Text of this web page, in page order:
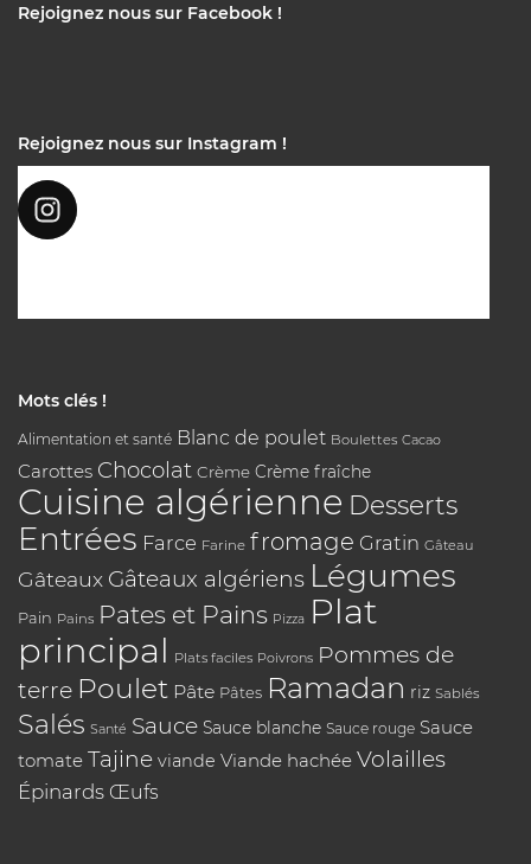
Rejoignez nous sur Facebook !
Rejoignez nous sur Instagram !
Mots clés !
Alimentation et santé Blanc de poulet Boulettes Cacao
Carottes Chocolat Crème Crème fraîche
Cuisine algérienne Desserts
Entrées Farce Farine fromage Gratin Gâteau
Gâteaux Gâteaux algériens Légumes
Pain Pains Pates et Pains Pizza Plat
principal Plats faciles Poivrons Pommes de
terre Poulet Pâte Pâtes Ramadan riz Sablés
Salés Santé Sauce Sauce blanche Sauce rouge Sauce
tomate Tajine viande Viande hachée Volailles
Épinards Œufs